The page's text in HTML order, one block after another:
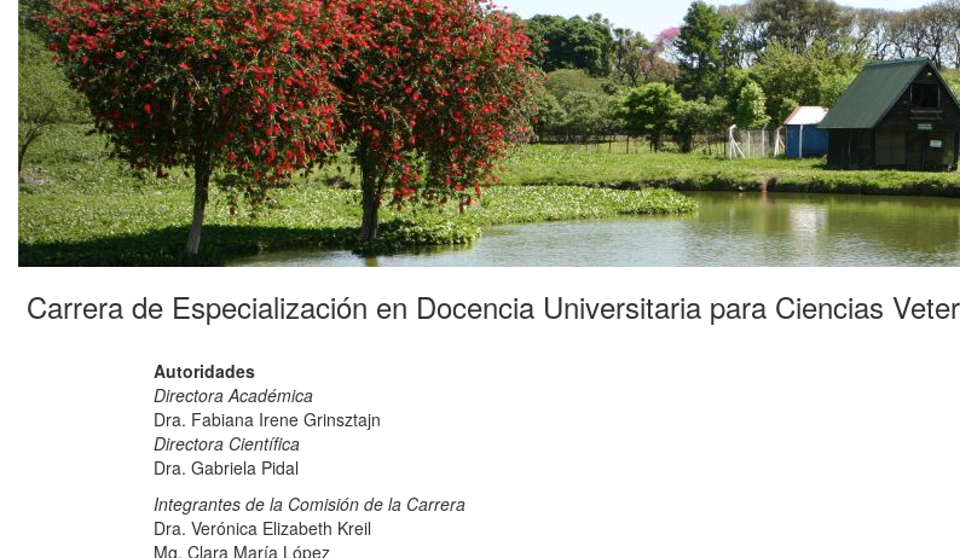
Carrera de Especialización en Docencia Universitaria para Ciencias
Autoridades
Directora Académica
Dra. Fabiana Irene Grinsztajn
Directora Científica
Dra. Gabriela Pidal
Integrantes de la Comisión de la Carrera
Dra. Verónica Elizabeth Kreil
Mg. Clara María López